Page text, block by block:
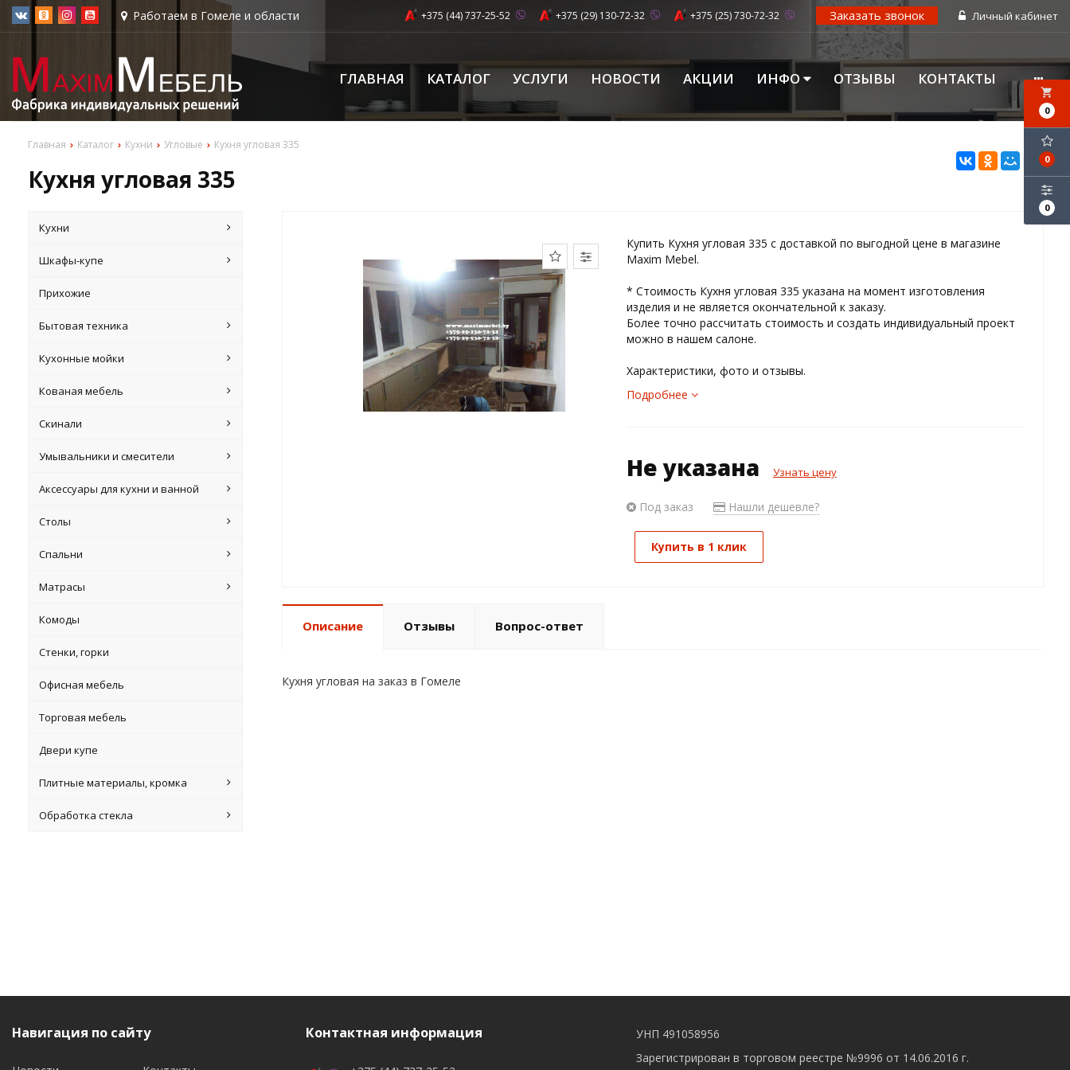
Работаем в Гомеле и области Личный кабинет
Заказать звонок
+375 (44) 737-25-52 +375 (29) 130-72-32 +375 (25) 730-72-32
ГЛАВНАЯ КАТАЛОГ УСЛУГИ НОВОСТИ АКЦИИ ИНФО ОТЗЫВЫ КОНТАКТЫ
Главная Каталог Кухни Угловые Кухня угловая 335
Кухня угловая 335
local_grocery_store
0
0
0
Кухни
Шкафы-купе
Прихожие
Бытовая техника
Кухонные мойки
Кованая мебель
Скинали
Умывальники и смесители
Аксессуары для кухни и ванной
Столы
Спальни
Матрасы
Комоды
Стенки, горки
Офисная мебель
Торговая мебель
Двери купе
Плитные материалы, кромка
Обработка стекла
Купить Кухня угловая 335 с доставкой по выгодной цене в магазине
Maxim Mebel.
­* ­Стоимость Кухня угловая 335 указана на момент изготовления
изделия и не является окончательной к заказу.
Более точно рассчитать стоимость и создать индивидуальный проект
можно в нашем салоне.
Характеристики, фото и отзывы.
Подробнее
Не указана Узнать цену
Под заказ Нашли дешевле?
Купить в 1 клик
Описание Отзывы Вопрос-ответ
Кухня угловая на заказ в Гомеле
УНП 491058956
Зарегистрирован в торговом реестре №9996 от 14.06.2016 г.
Навигация по сайту Контактная информация